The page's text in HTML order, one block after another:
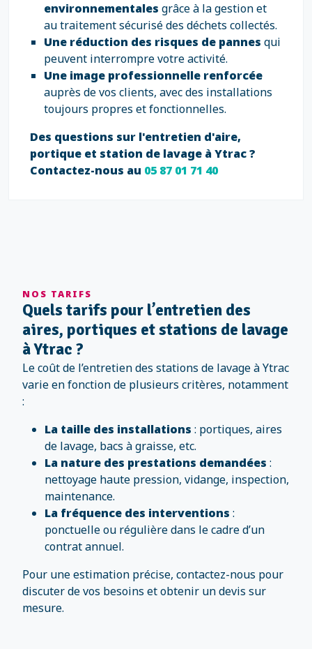
environnementales grâce à la gestion et
au traitement sécurisé des déchets collectés.
Une réduction des risques de pannes qui
peuvent interrompre votre activité.
Une image professionnelle renforcée
auprès de vos clients, avec des installations
toujours propres et fonctionnelles.
Des questions sur l'entretien d'aire,
portique et station de lavage à Ytrac ?
Contactez-nous au 05 87 01 71 40
NOS TARIFS
Quels tarifs pour l’entretien des
aires, portiques et stations de lavage
à Ytrac ?
Le coût de l’entretien des stations de lavage à Ytrac
varie en fonction de plusieurs critères, notamment
:
La taille des installations : portiques, aires
de lavage, bacs à graisse, etc.
La nature des prestations demandées :
nettoyage haute pression, vidange, inspection,
maintenance.
La fréquence des interventions :
ponctuelle ou régulière dans le cadre d’un
contrat annuel.
Pour une estimation précise, contactez-nous pour
discuter de vos besoins et obtenir un devis sur
mesure.